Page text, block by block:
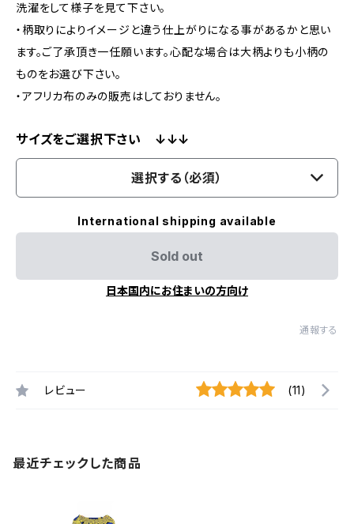
洗濯をして様子を見て下さい。
・柄取りによりイメージと違う仕上がりになる事があるかと思い
ます。ご了承頂き一任願います。心配な場合は大柄よりも小柄の
ものをお選び下さい。
・アフリカ布のみの販売はしておりません。
サイズをご選択下さい ↓↓↓
選択する（必須）
International shipping available
Sold out
日本国内にお住まいの方向け
通報する
レビュー (11)
最近チェックした商品